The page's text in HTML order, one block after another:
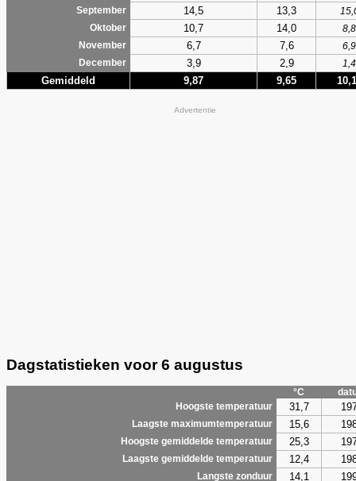
September
14,5 13,3
Oktober
10,7 14,0
8,8
November
6,7 7,6
6,9
December
3,9 2,9 1,4
Gemiddeld 9,87 9,65
Advertentie
Dagstatistieken voor 6 augustus
°C
Hoogste temperatuur
31,7
Laagste maximumtemperatuur 15,6
Hoogste gemiddelde temperatuur 25,3
Laagste gemiddelde temperatuur 12,4
Langste zonduur 14,1